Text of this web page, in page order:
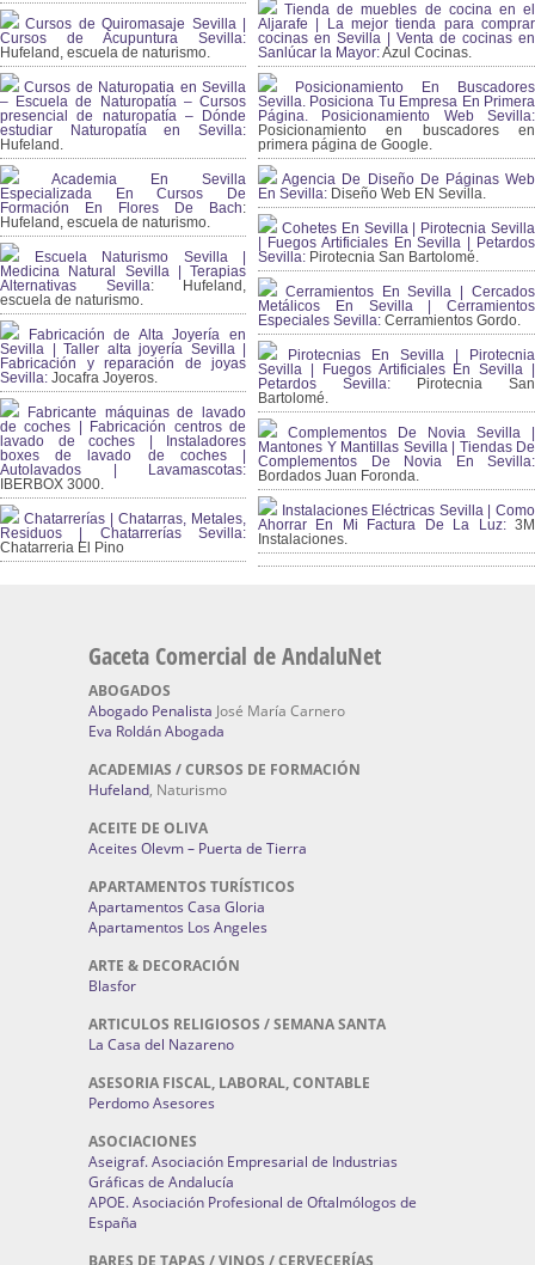
Cursos de Quiromasaje Sevilla |
Cursos de Acupuntura Sevilla:
Hufeland, escuela de naturismo.
Cursos de Naturopatia en Sevilla
– Escuela de Naturopatía – Cursos
presencial de naturopatía – Dónde
estudiar Naturopatía en Sevilla:
Hufeland.
Academia En Sevilla
Especializada En Cursos De
Formación En Flores De Bach:
Hufeland, escuela de naturismo.
Escuela Naturismo Sevilla |
Medicina Natural Sevilla | Terapias
Alternativas Sevilla: Hufeland,
escuela de naturismo.
Fabricación de Alta Joyería en
Sevilla | Taller alta joyería Sevilla |
Fabricación y reparación de joyas
Sevilla: Jocafra Joyeros.
Fabricante máquinas de lavado
de coches | Fabricación centros de
lavado de coches | Instaladores
boxes de lavado de coches |
Autolavados | Lavamascotas:
IBERBOX 3000.
Chatarrerías | Chatarras, Metales,
Residuos | Chatarrerías Sevilla:
Chatarreria El Pino
Tienda de muebles de cocina en el
Aljarafe | La mejor tienda para comprar
cocinas en Sevilla | Venta de cocinas en
Sanlúcar la Mayor:Azul Cocinas.
Posicionamiento En Buscadores
Sevilla. Posiciona Tu Empresa En Primera
Página. Posicionamiento Web Sevilla:
Posicionamiento en buscadores en
primera página de Google.
Agencia De Diseño De Páginas Web
En Sevilla: Diseño Web EN Sevilla.
Cohetes En Sevilla | Pirotecnia Sevilla
| Fuegos Artificiales En Sevilla | Petardos
Sevilla: Pirotecnia San Bartolomé.
Cerramientos En Sevilla | Cercados
Metálicos En Sevilla | Cerramientos
Especiales Sevilla: Cerramientos Gordo.
Pirotecnias En Sevilla | Pirotecnia
Sevilla | Fuegos Artificiales En Sevilla |
Petardos Sevilla: Pirotecnia San
Bartolomé.
Complementos De Novia Sevilla |
Mantones Y Mantillas Sevilla | Tiendas De
Complementos De Novia En Sevilla:
Bordados Juan Foronda.
Instalaciones Eléctricas Sevilla | Como
Ahorrar En Mi Factura De La Luz:3M
Instalaciones.
Gaceta Comercial de AndaluNet
ABOGADOS
Abogado Penalista José María Carnero
Eva Roldán Abogada
ACADEMIAS / CURSOS DE FORMACIÓN
Hufeland, Naturismo
ACEITE DE OLIVA
Aceites Olevm – Puerta de Tierra
APARTAMENTOS TURÍSTICOS
Apartamentos Casa Gloria
Apartamentos Los Angeles
ARTE & DECORACIÓN
Blasfor
ARTICULOS RELIGIOSOS / SEMANA SANTA
La Casa del Nazareno
ASESORIA FISCAL, LABORAL, CONTABLE
Perdomo Asesores
ASOCIACIONES
Aseigraf. Asociación Empresarial de Industrias
Gráficas de Andalucía
APOE. Asociación Profesional de Oftalmólogos de
España
BARES DE TAPAS / VINOS / CERVECERÍAS